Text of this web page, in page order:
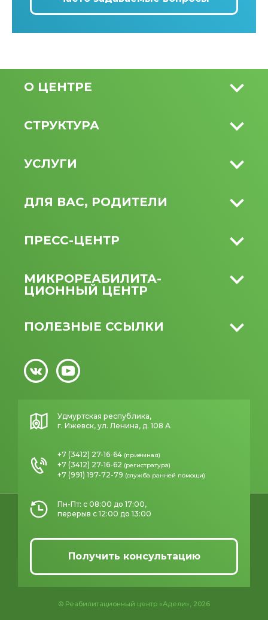
О ЦЕНТРЕ
СТРУКТУРА
УСЛУГИ
ДЛЯ ВАС, РОДИТЕЛИ
ПРЕСС-ЦЕНТР
МИКРО­РЕАБИЛИТА­
ЦИОННЫЙ ЦЕНТР
ПОЛЕЗНЫЕ ССЫЛКИ
Удмуртская республика,
г. Ижевск, ул. Ленина, д. 108 А
+7 (3412) 27-16-64 (приёмная)
+7 (3412) 27-16-62 (регистратура)
+7 (991) 197-72-79 (служба ранней помощи)
Пн-Пт: с 08:00 до 17:00,
перерыв с 12:00 до 13:00
Получить консультацию
© Реабилитационный центр «Адели», 2026